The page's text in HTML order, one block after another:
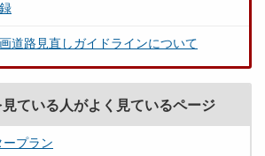
道路見直しガイドラインについて
ている人がよく見ているページ
プラン